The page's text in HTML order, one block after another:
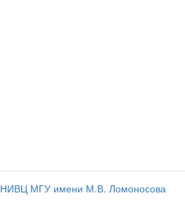
НИВЦ МГУ имени М.В. Ломоносова